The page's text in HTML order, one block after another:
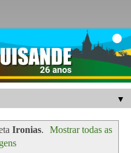
▼
Ironias.
Mostrar todas as